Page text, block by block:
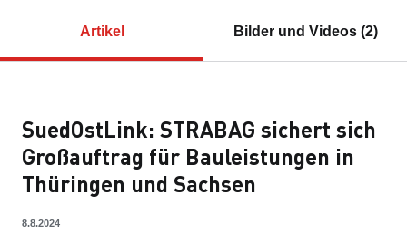
Artikel Bilder und Videos (2)
SuedOstLink: STRABAG sichert sich
Großauftrag für Bauleistungen in
Thüringen und Sachsen
8.8.2024